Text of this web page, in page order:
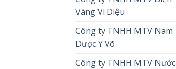
Vàng Vi Diệu
Công ty TNHH MTV Nam
Dược Y Võ
Công ty TNHH MTV Nước